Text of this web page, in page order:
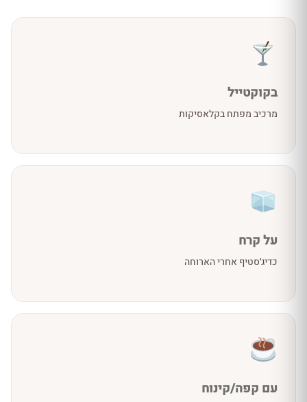
בקוקטייל
מרכיב מפתח בקלאסיקות
על קרח
כדיג׳סטיף אחרי הארוחה
עם קפה/קינוח